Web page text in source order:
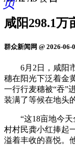
页
咸阳298.1万
群众新闻网 @ 2026-06-
6月2日，咸阳市
穗在阳光下泛着金
一行行麦穗被“吞”
装满了等候在地头
“这18亩地今天
村村民龚小红捧起
溢着丰收的喜悦。